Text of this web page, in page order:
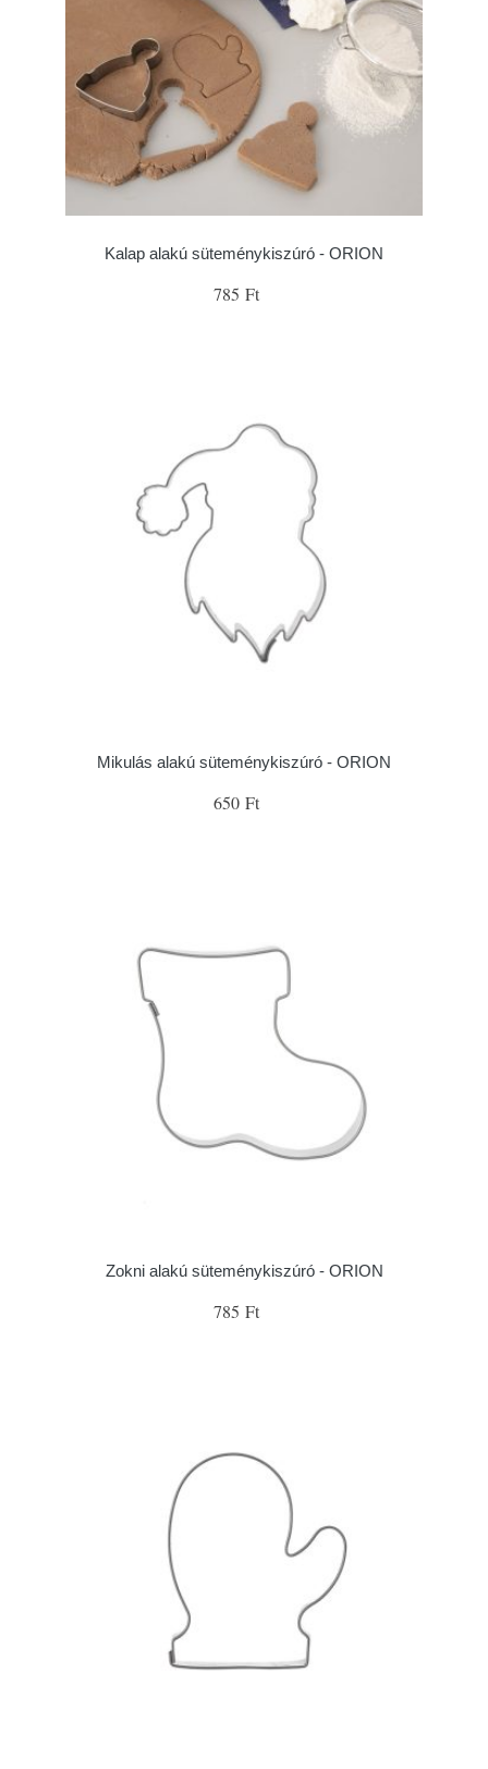
Kalap alakú süteménykiszúró - ORION
785 Ft
Mikulás alakú süteménykiszúró - ORION
650 Ft
Zokni alakú süteménykiszúró - ORION
785 Ft